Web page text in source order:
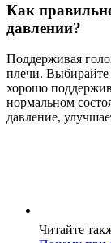
Как
давлении?
Поддерживая
плечи. Выбирайте
хорошо
нормальном
давление,
Читайте